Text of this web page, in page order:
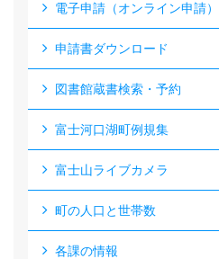
電子申請（オンライン申請）
申請書ダウンロード
図書館蔵書検索・予約
富士河口湖町例規集
富士山ライブカメラ
町の人口と世帯数
各課の情報